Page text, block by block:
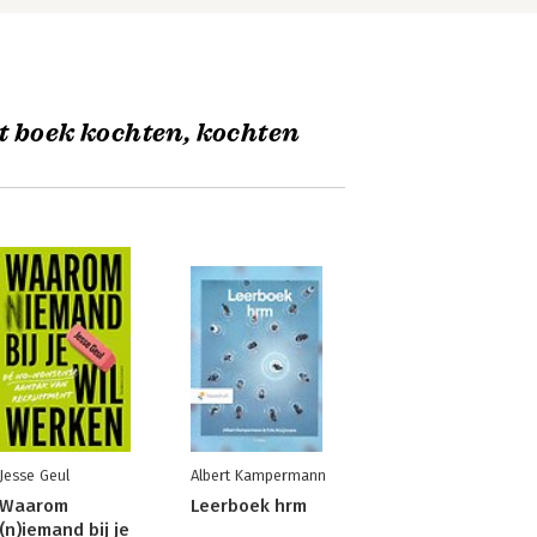
boek kochten, kochten
Jesse Geul
Waarom
(n)iemand bij je
Albert Kampermann
Leerboek hrm